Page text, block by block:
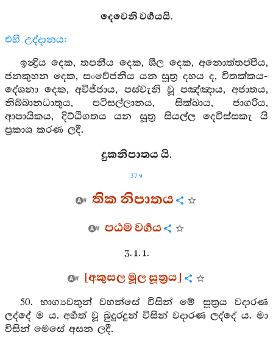
දෙවෙනි වර්‍ගයයි.
එහි උද්දානය:
ඉන්‍ද්‍රිය දෙක, තපනීය දෙක, ශීල දෙක, අනොත්තප්පීය,
ජනකුහන දෙක, සංවේජනීය යන සූත්‍ර දහය ද, විතක්කය-
දේශනා දෙක, අවිජ්ජාය, පස්වැනි වූ පඤ්ඤාය, අජාතය,
නිබ්බානධාතුය, පටිසල්ලානය, සික්ඛාය, ජාගරිය,
ආපායිකය, දිට්ඨිගතය යන සූත්‍ර සියල්ල දෙවිස්සකැ යි
ප්‍රකාශ කරණ ලදී.
දුකනිපාතය යි.
379
තික නිපාතය
පඨම වර්‍ගය
3. 1. 1.
[අකුසල මූල සූත්‍රය]
50. භාග්‍යවතුන් වහන්සේ විසින් මේ සූත්‍රය වදාරණ
ලද්දේ ම ය. අර්‍හත් වූ බුදුරදුන් විසින් වදාරණ ලද්දේ ය. මා
විසින් මෙසේ අසන ලදී.